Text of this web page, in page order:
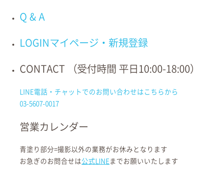
Q & A
LOGIN マイページ・新規登録
CONTACT （受付時間 平日10:00-18:00）
LINE電話・チャットでのお問い合わせはこちらから
03-5607-0017
営業カレンダー
青塗り 部分=撮影以外の業務がお休みとなります
お急ぎのお問合せは公式LINE までお願いいたします
「神社仏閣での出張撮影ってどんな感じだろう？」
〜はじめにお読みください〜LIFESNAPの寺社でのご祈祷と
井草谷八幡宮ってどんなところ？
カメラマンからメッセージ
井草八幡宮の基本情報・アクセス